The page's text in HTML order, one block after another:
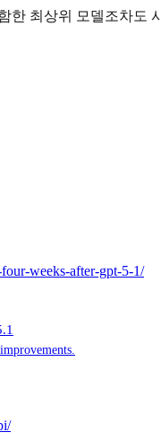
한 최상위 모델조차
weeks-after-gpt-5-1/